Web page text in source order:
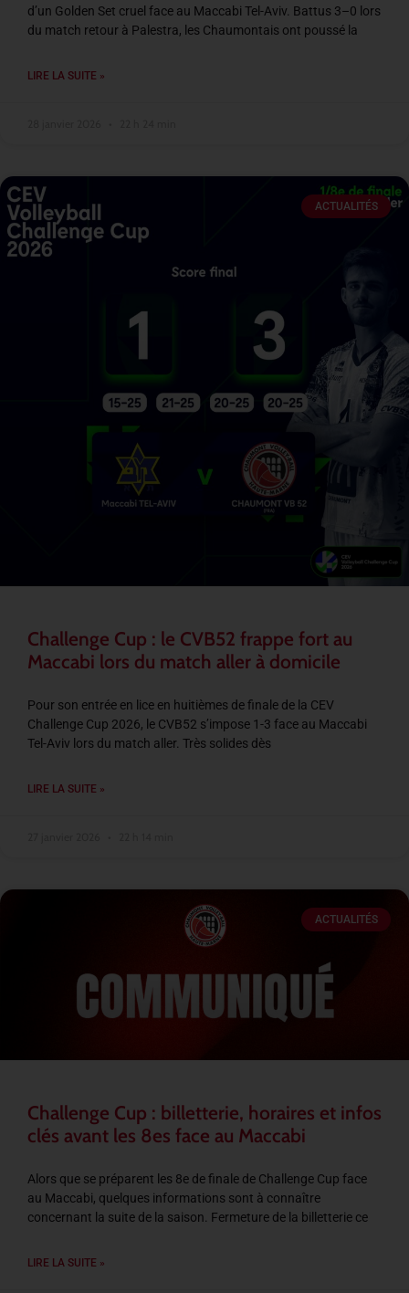
d’un Golden Set cruel face au Maccabi Tel-Aviv. Battus 3–0 lors
du match retour à Palestra, les Chaumontais ont poussé la
LIRE LA SUITE »
ACTUALITÉS
Challenge Cup : le CVB52 frappe fort au
Maccabi lors du match aller à domicile
Pour son entrée en lice en huitièmes de finale de la CEV
Challenge Cup 2026, le CVB52 s’impose 1-3 face au Maccabi
Tel-Aviv lors du match aller. Très solides dès
LIRE LA SUITE »
ACTUALITÉS
Challenge Cup : billetterie, horaires et infos
clés avant les 8es face au Maccabi
Alors que se préparent les 8e de finale de Challenge Cup face
au Maccabi, quelques informations sont à connaître
concernant la suite de la saison. Fermeture de la billetterie ce
LIRE LA SUITE »